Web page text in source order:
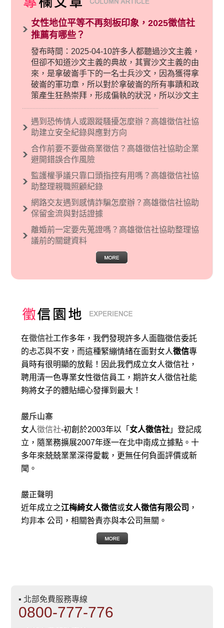
女性地位平等不再刻板印象，2025徵信社
推薦有哪些？
發布時間：2025-04-10許多人都聽過沙文主義，
但卻不知道沙文主義的典故，其實沙文主義的由
來，是拿破崙手下的一名士兵沙文，因為獲得拿
破崙的軍功章，所以對於拿破崙的所有事蹟和政
策產生狂熱崇拜，形成偏執的狀況，所以沙文主
義後來就被拿來暗指偏見和歧視，而且有沙文主
義傾向的人，通常對於自己的國家和民族有超強
烈的卓越感，因而瞧不起其他國家的人，所以沙
現了男性沙文…
遇到恐怖情人或跟蹤騷擾怎麼辦？高雄徵信社協
助建立安全紀錄與應對方向
合作前要不要做商業徵信？高雄徵信社協助企業
避開錯誤合作風險
監護權爭議只靠口頭指控有用嗎？高雄徵信社協
助整理親職照顧紀錄
網路交友遇到感情詐騙怎麼辦？高雄徵信社協助
保留金流與對話證據
離婚前一定要先蒐證嗎？高雄徵信社協助整理協
議前的關鍵資料
在徵信社工作多年，我們發現許多人面臨徵信委託
的忐忑與不安，而這種緊繃情緒在面對女人徵信專
員時有很明顯的放鬆！因此我們成立女人徵信社，
聘用清一色專業女性徵信員工，期許女人徵信社能
夠將女子的體貼細心發揮到最大 ！
嚴斥山寨
女人徵信社-初創於2003年以「 女人徵信社 」登記成
立，隨業務擴展2007年逐一在北中南成立據點。十
多年來兢兢業業深得愛載，更無任何負面評價或新
聞。
嚴正聲明
近年成立之江梅綺女人徵信或女人徵信有限公司 ，
均非本 公司，相關咎責亦與本公司無關。
▪ 北部免費服務專線
0800-777-776